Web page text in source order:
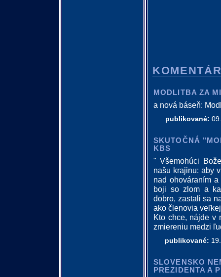
MODLITBA ZA
a nová báseň:
publikované:
SKUTOČNÁ
KBS
" Všemohúci
našu krajinu: aby
nad ohováraním
boji so zlom a
dobro, zastali sa
ako členovia
Kto chce, nájde v
zmiereniu medzi
publikované:
SLOVENSKO
PREZIDENTA A